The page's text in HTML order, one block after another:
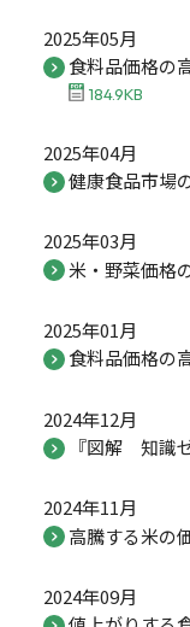
2025年05月
食料品価格の
184.9KB
2025年04月
健康食品市場
2025年03月
米・野菜価格
2025年01月
食料品価格の
2024年12月
『図解 知識
2024年11月
高騰する米の
2024年09月